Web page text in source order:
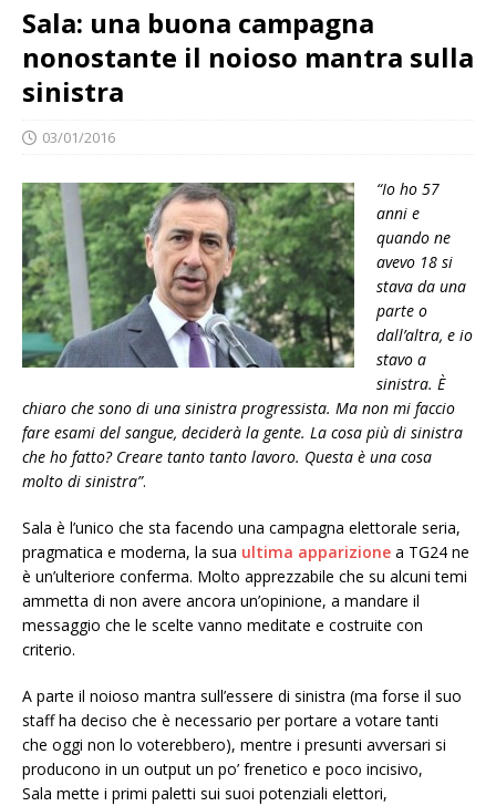
Sala: una buona campagna
nonostante il noioso mantra sulla
sinistra
03/01/2016
“Io ho 57
anni e
quando ne
avevo 18 si
stava da una
parte o
dall’altra, e io
stavo a
sinistra. È
chiaro che sono di una sinistra progressista. Ma non mi faccio
fare esami del sangue, deciderà la gente. La cosa più di sinistra
che ho fatto? Creare tanto tanto lavoro. Questa è una cosa
molto di sinistra”.
Sala è l’unico che sta facendo una campagna elettorale seria,
pragmatica e moderna, la sua ultima apparizione a TG24 ne
è un’ulteriore conferma. Molto apprezzabile che su alcuni temi
ammetta di non avere ancora un’opinione, a mandare il
messaggio che le scelte vanno meditate e costruite con
criterio.
A parte il noioso mantra sull’essere di sinistra (ma forse il suo
staff ha deciso che è necessario per portare a votare tanti
che oggi non lo voterebbero), mentre i presunti avversari si
producono in un output un po’ frenetico e poco incisivo,
Sala mette i primi paletti sui suoi potenziali elettori,